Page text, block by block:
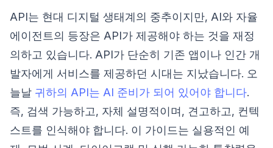
API는 현대 디지털 생태계의 중추이지만, AI와 자율
에이전트의 등장은 API가 제공해야 하는 것을 재정
의하고 있습니다. API가 단순히 기존 앱이나 인간 개
발자에게 서비스를 제공하던 시대는 지났습니다. 오
늘날 귀하의 API는 AI 준비가 되어 있어야 합니다.
즉, 검색 가능하고, 자체 설명적이며, 견고하고, 컨텍
스트를 인식해야 합니다. 이 가이드는 실용적인 예